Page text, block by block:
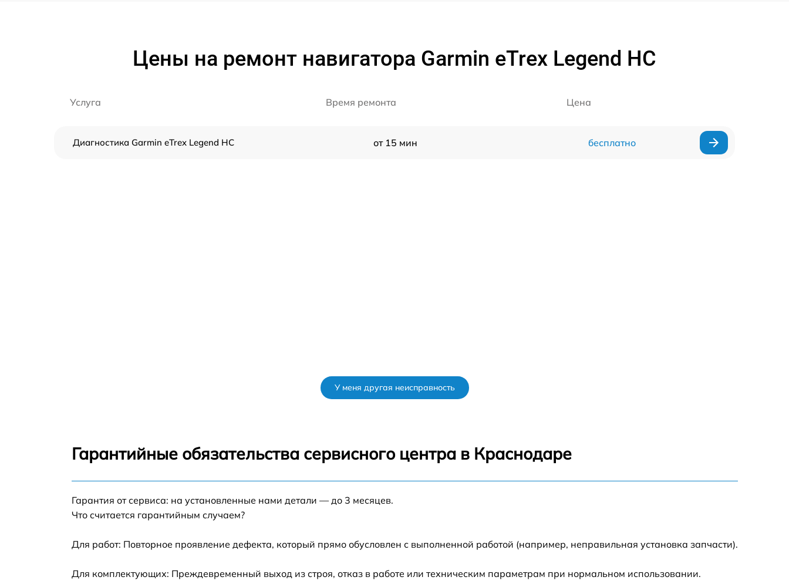
Цены на ремонт навигатора Garmin eTrex Legend HC
Услуга Время ремонта Цена
Диагностика Garmin eTrex Legend HC от 15 мин бесплатно
У меня другая неисправность
Гарантийные обязательства сервисного центра в Краснодаре
Гарантия от сервиса: на установленные нами детали — до 3 месяцев.
Что считается гарантийным случаем?
Для работ: Повторное проявление дефекта, который прямо обусловлен с выполненной работой (например, неправильная установка запчасти).
Для комплектующих: Преждевременный выход из строя, отказ в работе или техническим параметрам при нормальном использовании.